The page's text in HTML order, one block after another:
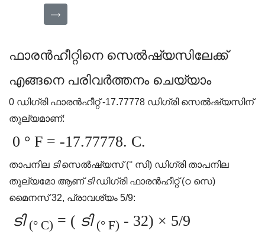
⟶
ഫാരൻഹീറ്റിനെ സെൽഷ്യസിലേക്ക്
എങ്ങനെ പരിവർത്തനം ചെയ്യാം
0 ഡിഗ്രി ഫാരൻഹീറ്റ് -17.77778 ഡിഗ്രി സെൽഷ്യസിന്
തുല്യമാണ്:
0 ° F = -17.77778. C.
താപനില ടിസെൽഷ്യസ് (° സി) ഡിഗ്രി താപനില
തുല്യമോ ആണ്ടിഡിഗ്രി ഫാരൻഹീറ്റ് (ഠ സെ)
മൈനസ് 32, പ്രാവശ്യം 5/9:
ടി(° C) = ( ടി(° F) - 32) × 5/9